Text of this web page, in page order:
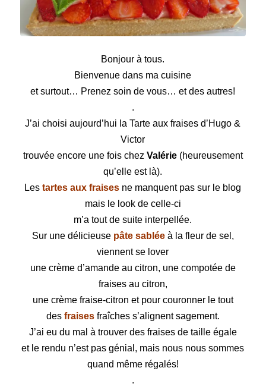
Bonjour à tous.
Bienvenue dans ma cuisine
et surtout… Prenez soin de vous… et des autres!
.
J’ai choisi aujourd’hui laTarte aux fraises d’Hugo &
Victor
trouvée encore une fois chez Valérie(heureusement
qu’elle est là).
Lestartes aux fraises ne manquent pas sur le blog
mais le look de celle-ci
m’a tout de suite interpellée.
Sur une délicieuse pâte sabléeà la fleur de sel,
viennent se lover
une crème d’amande au citron, une compotée de
fraises au citron,
une crème fraise-citron et pour couronner le tout
des fraisesfraîches s’alignent sagement.
J’ai eu du mal à trouver des fraises de taille égale
et le rendu n’est pas génial, mais nous nous sommes
quand même régalés!
.